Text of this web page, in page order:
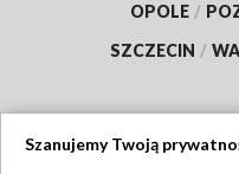
OPOLE /
SZCZECIN /
Szanujemy Twoją